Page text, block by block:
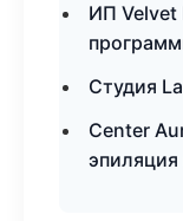
ИП Velvet
Студия
Center